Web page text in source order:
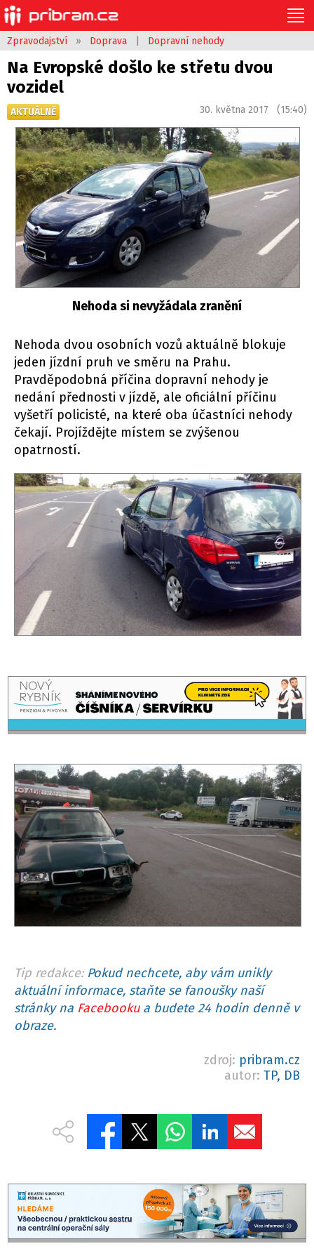
Zpravodajství » Doprava Dopravní nehody
Na Evropské došlo ke střetu dvou
vozidel
AKTUÁLNĚ 30. května 2017 (15:40)
Nehoda si nevyžádala zranění
Nehoda dvou osobních vozů aktuálně blokuje
jeden jízdní pruh ve směru na Prahu.
Pravděpodobná příčina dopravní nehody je
nedání přednosti v jízdě, ale oficiální příčinu
vyšetří policisté, na které oba účastníci nehody
čekají. Projíždějte místem se zvýšenou
opatrností.
Tip redakce: Pokud nechcete, aby vám unikly
aktuální informace, staňte se fanoušky naší
stránky na Facebookua budete 24 hodin denně v
obraze.
zdroj: pribram.cz
autor: TP, DB